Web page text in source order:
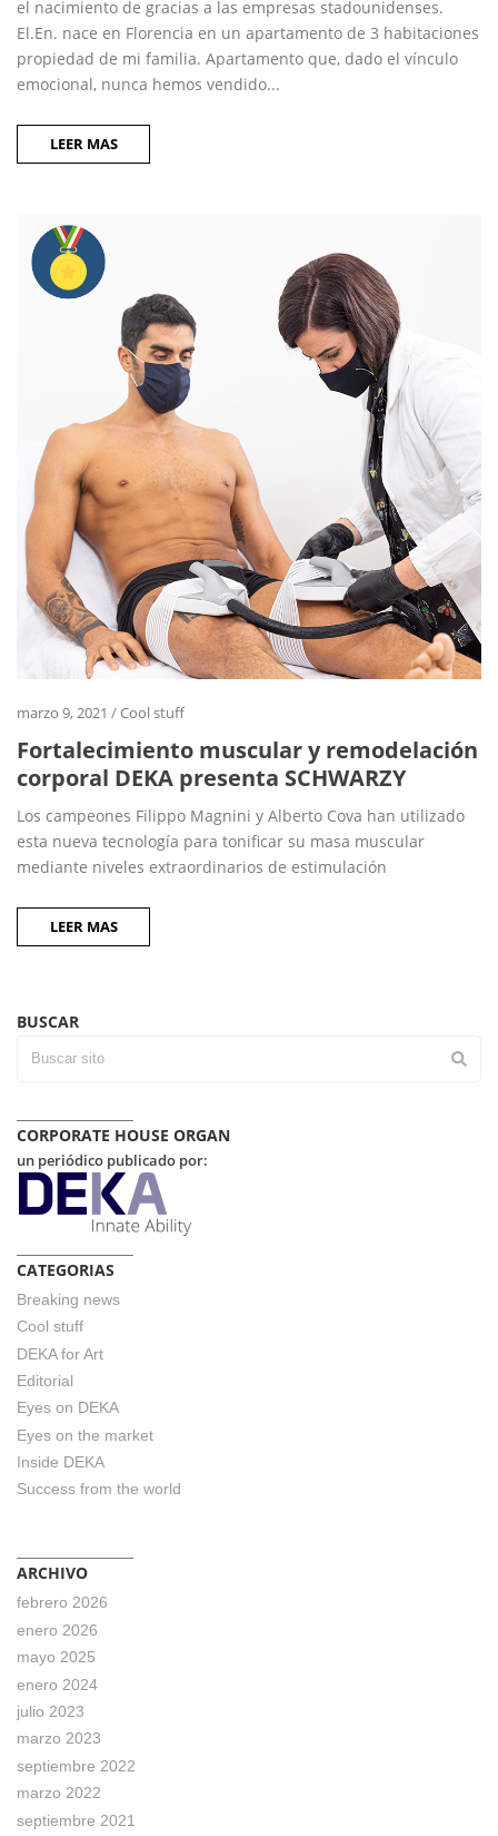
el nacimiento de gracias a las empresas stadounidenses.
El.En. nace en Florencia en un apartamento de 3 habitaciones
propiedad de mi familia. Apartamento que, dado el vínculo
emocional, nunca hemos vendido...
LEER MAS
marzo 9, 2021 /Cool stuff
Fortalecimiento muscular y remodelación
corporal DEKA presenta SCHWARZY
Los campeones Filippo Magnini y Alberto Cova han utilizado
esta nueva tecnología para tonificar su masa muscular
mediante niveles extraordinarios de estimulación
LEER MAS
BUSCAR
CORPORATE HOUSE ORGAN
un periódico publicado por:
CATEGORIAS
Breaking news
Cool stuff
DEKA for Art
Editorial
Eyes on DEKA
Eyes on the market
Inside DEKA
Success from the world
ARCHIVO
febrero 2026
enero 2026
mayo 2025
enero 2024
julio 2023
marzo 2023
septiembre 2022
marzo 2022
septiembre 2021